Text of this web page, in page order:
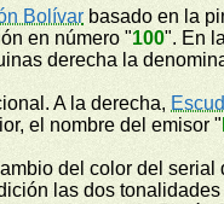
Bolívar basado en la
en número "100". En
derecha la
A la derecha,
el nombre del emisor "
del color del serial
las dos